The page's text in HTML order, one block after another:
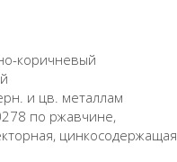
коричневый
и цв. металлам
по ржавчине,